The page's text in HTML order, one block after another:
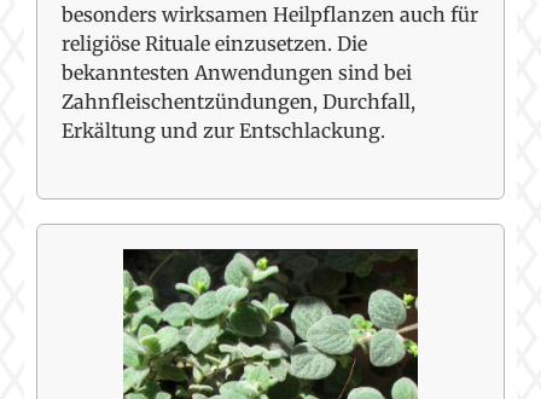
besonders wirksamen Heilpflanzen auch für
religiöse Rituale einzusetzen. Die
bekanntesten Anwendungen sind bei
Zahnfleischentzündungen, Durchfall,
Erkältung und zur Entschlackung.